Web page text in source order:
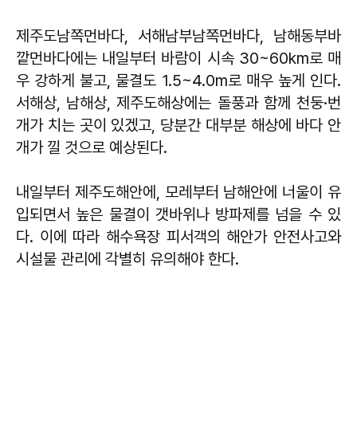
제주도남쪽먼바다, 서해남부남쪽먼바다, 남해동부바
깥먼바다에는 내일부터 바람이 시속 30~60km로 매
우 강하게 불고, 물결도 1.5~4.0m로 매우 높게 인다.
서해상, 남해상, 제주도해상에는 돌풍과 함께 천둥·번
개가 치는 곳이 있겠고, 당분간 대부분 해상에 바다 안
개가 낄 것으로 예상된다.
내일부터 제주도해안에, 모레부터 남해안에 너울이 유
입되면서 높은 물결이 갯바위나 방파제를 넘을 수 있
다. 이에 따라 해수욕장 피서객의 해안가 안전사고와
시설물 관리에 각별히 유의해야 한다.